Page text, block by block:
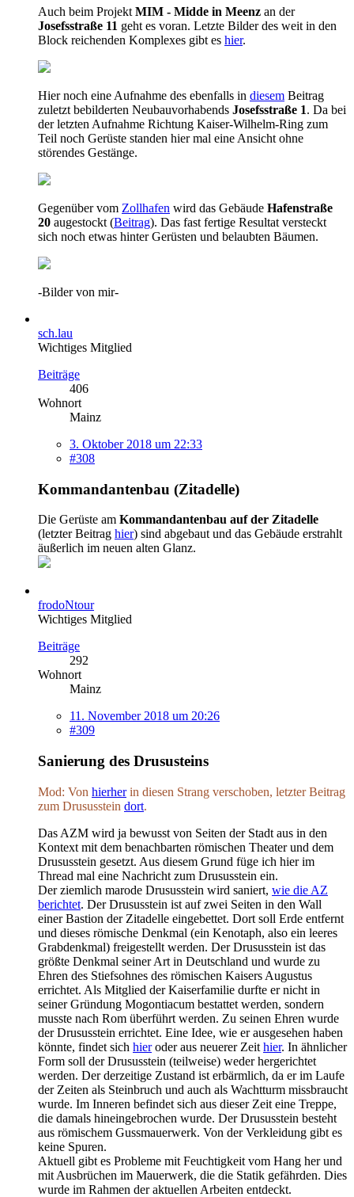
Auch beim Projekt MIM - Midde in Meenz an der
Josefsstraße 11 geht es voran. Letzte Bilder des weit in den
Block reichenden Komplexes gibt es hier.
Hier noch eine Aufnahme des ebenfalls in diesem Beitrag
zuletzt bebilderten Neubauvorhabends Josefsstraße 1. Da bei
der letzten Aufnahme Richtung Kaiser-Wilhelm-Ring zum
Teil noch Gerüste standen hier mal eine Ansicht ohne
störendes Gestänge.
Gegenüber vom Zollhafen wird das Gebäude Hafenstraße
20 augestockt (Beitrag). Das fast fertige Resultat versteckt
sich noch etwas hinter Gerüsten und belaubten Bäumen.
-Bilder von mir-
sch.lau
Wichtiges Mitglied
Beiträge
406
Wohnort
Mainz
3. Oktober 2018 um 22:33
#308
Kommandantenbau (Zitadelle)
Die Gerüste am Kommandantenbau auf der Zitadelle
(letzter Beitrag hier) sind abgebaut und das Gebäude erstrahlt
äußerlich im neuen alten Glanz.
frodoNtour
Wichtiges Mitglied
Beiträge
292
Wohnort
Mainz
11. November 2018 um 20:26
#309
Sanierung des Drususteins
Mod: Von hierherin diesen Strang verschoben, letzter Beitrag
zum Drususstein dort.
Das AZM wird ja bewusst von Seiten der Stadt aus in den
Kontext mit dem benachbarten römischen Theater und dem
Drususstein gesetzt. Aus diesem Grund füge ich hier im
Thread mal eine Nachricht zum Drususstein ein.
Der ziemlich marode Drususstein wird saniert, wie die AZ
berichtet. Der Drususstein ist auf zwei Seiten in den Wall
einer Bastion der Zitadelle eingebettet. Dort soll Erde entfernt
und dieses römische Denkmal (ein Kenotaph, also ein leeres
Grabdenkmal) freigestellt werden. Der Drususstein ist das
größte Denkmal seiner Art in Deutschland und wurde zu
Ehren des Stiefsohnes des römischen Kaisers Augustus
errichtet. Als Mitglied der Kaiserfamilie durfte er nicht in
seiner Gründung Mogontiacum bestattet werden, sondern
musste nach Rom überführt werden. Zu seinen Ehren wurde
der Drususstein errichtet. Eine Idee, wie er ausgesehen haben
könnte, findet sich hieroder aus neuerer Zeit hier. In ähnlicher
Form soll der Drususstein (teilweise) weder hergerichtet
werden. Der derzeitige Zustand ist erbärmlich, da er im Laufe
der Zeiten als Steinbruch und auch als Wachtturm missbraucht
wurde. Im Inneren befindet sich aus dieser Zeit eine Treppe,
die damals hineingebrochen wurde. Der Drususstein besteht
aus römischem Gussmauerwerk. Von der Verkleidung gibt es
keine Spuren.
Aktuell gibt es Probleme mit Feuchtigkeit vom Hang her und
mit Ausbrüchen im Mauerwerk, die die Statik gefährden. Dies
wurde im Rahmen der aktuellen Arbeiten entdeckt.